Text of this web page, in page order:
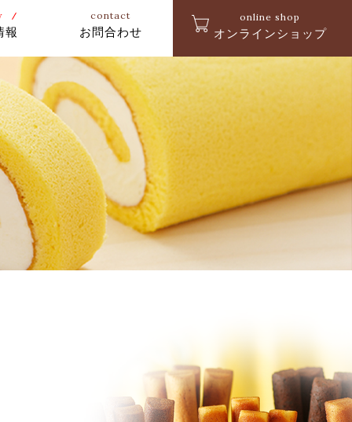
京都純生
ロールクラブ
チョコレート
報
contact
お問合わせ
online shop
オンラインショップ